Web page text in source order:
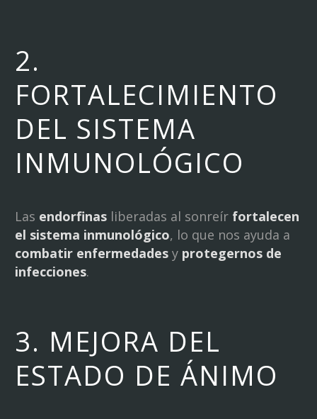
2.
FORTALECIMIENTO
DEL SISTEMA
INMUNOLÓGICO
Las endorfinasliberadas al sonreír fortalecen
el sistema inmunológico, lo que nos ayuda a
combatir enfermedadesy protegernos de
infecciones.
3. MEJORA DEL
ESTADO DE ÁNIMO